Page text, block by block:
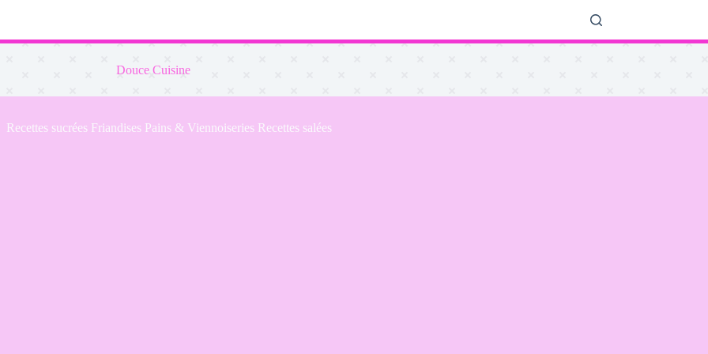
Douce Cuisine
Recettes sucrées Friandises Pains & Viennoiseries Recettes salées